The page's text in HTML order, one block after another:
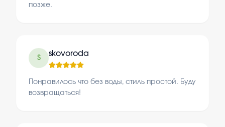
позже.
S
skovoroda
Понравилось что без воды, стиль простой. Буду
возвращаться!